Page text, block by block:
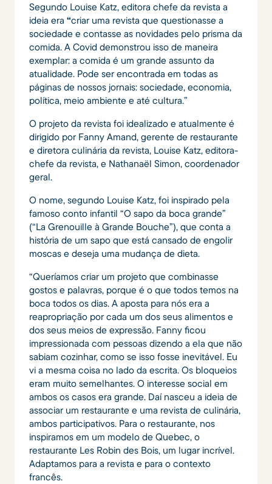
Segundo Louise Katz, editora chefe da revista a
ideia era “criar uma revista que questionasse a
sociedade e contasse as novidades pelo prisma da
comida. A Covid demonstrou isso de maneira
exemplar: a comida é um grande assunto da
atualidade. Pode ser encontrada em todas as
páginas de nossos jornais: sociedade, economia,
política, meio ambiente e até cultura.”
O projeto da revista foi idealizado e atualmente é
dirigido por Fanny Amand, gerente de restaurante
e diretora culinária da revista, Louise Katz, editora-
chefe da revista, e Nathanaël Simon, coordenador
geral.
O nome, segundo Louise Katz, foi inspirado pela
famoso conto infantil “O sapo da boca grande”
(“La Grenouille à Grande Bouche”), que conta a
história de um sapo que está cansado de engolir
moscas e deseja uma mudança de dieta.
“Queríamos criar um projeto que combinasse
gostos e palavras, porque é o que todos temos na
boca todos os dias. A aposta para nós era a
reapropriação por cada um dos seus alimentos e
dos seus meios de expressão. Fanny ficou
impressionada com pessoas dizendo a ela que não
sabiam cozinhar, como se isso fosse inevitável. Eu
vi a mesma coisa no lado da escrita. Os bloqueios
eram muito semelhantes. O interesse social em
ambos os casos era grande. Daí nasceu a ideia de
associar um restaurante e uma revista de culinária,
ambos participativos. Para o restaurante, nos
inspiramos em um modelo de Quebec, o
restaurante Les Robin des Bois, um lugar incrível.
Adaptamos para a revista e para o contexto
francês.